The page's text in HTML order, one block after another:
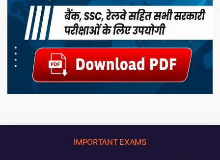
IMPORTANT EXAMS